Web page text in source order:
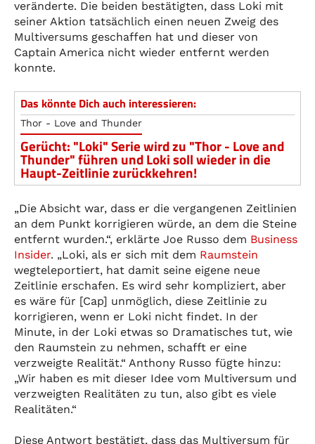
veränderte. Die beiden bestätigten, dass Loki mit
seiner Aktion tatsächlich einen neuen Zweig des
Multiversums geschaffen hat und dieser von
Captain America nicht wieder entfernt werden
konnte.
Das könnte Dich auch interessieren:
Thor - Love and Thunder
Gerücht: "Loki" Serie wird zu "Thor - Love and
Thunder" führen und Loki soll wieder in die
Haupt-Zeitlinie zurückkehren!
„Die Absicht war, dass er die vergangenen Zeitlinien
an dem Punkt korrigieren würde, an dem die Steine
entfernt wurden.“, erklärte Joe Russo dem Business
Insider. „Loki, als er sich mit dem Raumstein
wegteleportiert, hat damit seine eigene neue
Zeitlinie erschafen. Es wird sehr kompliziert, aber
es wäre für [Cap] unmöglich, diese Zeitlinie zu
korrigieren, wenn er Loki nicht findet. In der
Minute, in der Loki etwas so Dramatisches tut, wie
den Raumstein zu nehmen, schafft er eine
verzweigte Realität.“ Anthony Russo fügte hinzu:
„Wir haben es mit dieser Idee vom Multiversum und
verzweigten Realitäten zu tun, also gibt es viele
Realitäten.“
Diese Antwort bestätigt, dass das Multiversum für